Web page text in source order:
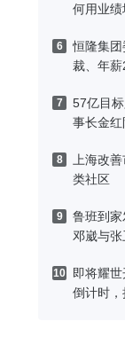
何用业绩
6
恒隆集
裁、年薪
7
57亿目
事长金红
8
上海改
类社区
9
鲁班到家
邓崴与
10
即将耀
倒计时